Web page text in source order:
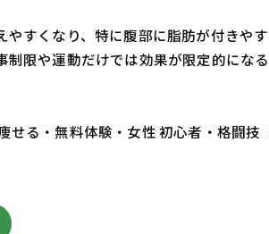
すくなり、特に腹部に脂肪が付きやす
限や運動だけでは効果が限定的にな
る・無料体験・女性 初心者・格闘技